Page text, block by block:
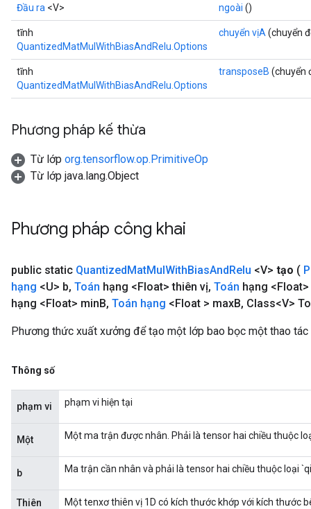
Đầu ra <V> ngoài ()
tĩnh
QuantizedMatMulWithBiasAndRelu.Options
chuyển vịA (chuyển
tĩnh
QuantizedMatMulWithBiasAndRelu.Options
transposeB (chuyển
Phương pháp kế thừa
Từ lớp org.tensorflow.op.PrimitiveOp
Từ lớp java.lang.Object
Phương pháp công khai
public static QuantizedMatMulWithBiasAndRelu <V> tạo (
hạng <U> b, Toán hạng <Float> thiên vị, Toán hạng
hạng <Float> minB, Toán hạng <Float > maxB, Class<V>
Phương thức xuất xưởng để tạo một lớp bao bọc một thao
Thông số
phạm vi phạm vi hiện tại
Một Một ma trận được nhân. Phải là tensor hai chiều thuộc
b Ma trận cần nhân và phải là tensor hai chiều thuộc loại
Thiên
Một tenxơ thiên vị 1D có kích thước khớp với kích thước